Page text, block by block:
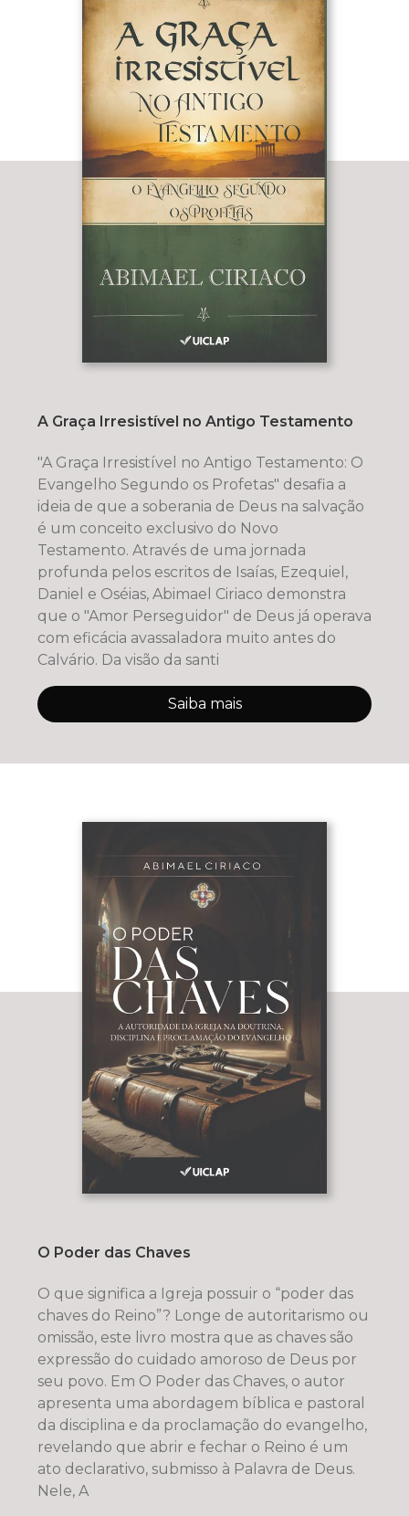
A Graça Irresistível no Antigo Testamento
"A Graça Irresistível no Antigo Testamento: O
Evangelho Segundo os Profetas" desafia a
ideia de que a soberania de Deus na salvação
é um conceito exclusivo do Novo
Testamento. Através de uma jornada
profunda pelos escritos de Isaías, Ezequiel,
Daniel e Oséias, Abimael Ciriaco demonstra
que o "Amor Perseguidor" de Deus já operava
com eficácia avassaladora muito antes do
Calvário. Da visão da santi
Saiba mais
O Poder das Chaves
O que significa a Igreja possuir o “poder das
chaves do Reino”? Longe de autoritarismo ou
omissão, este livro mostra que as chaves são
expressão do cuidado amoroso de Deus por
seu povo. Em O Poder das Chaves, o autor
apresenta uma abordagem bíblica e pastoral
da disciplina e da proclamação do evangelho,
revelando que abrir e fechar o Reino é um
ato declarativo, submisso à Palavra de Deus.
Nele, A